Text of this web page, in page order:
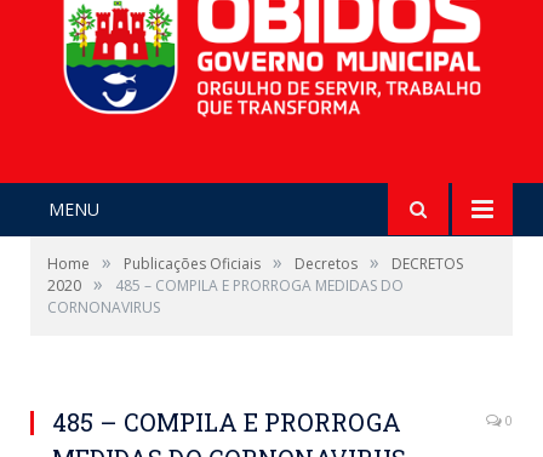
MENU
Home » Publicações Oficiais » Decretos »
DECRETOS
2020 »
485 – COMPILA E PRORROGA MEDIDAS DO
CORNONAVIRUS
485 – COMPILA E PRORROGA
0